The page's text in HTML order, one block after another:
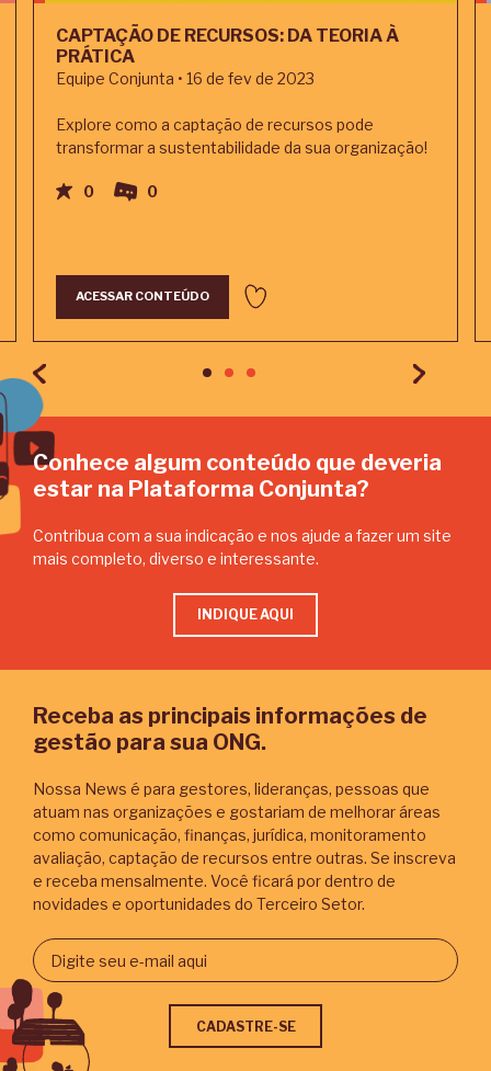
CAPTAÇÃO DE RECURSOS: DA TEORIA À
PRÁTICA
Equipe Conjunta • 16 de fev de 2023
Explore como a captação de recursos pode
transformar a sustentabilidade da sua organização!
0 0
ACESSAR CONTEÚDO
Conhece algum conteúdo que deveria
estar na Plataforma Conjunta?
Contribua com a sua indicação e nos ajude a fazer um site
mais completo, diverso e interessante.
INDIQUE AQUI
Receba as principais informações de
gestão para sua ONG.
Nossa News é para gestores, lideranças, pessoas que
atuam nas organizações e gostariam de melhorar áreas
como comunicação, finanças, jurídica, monitoramento
avaliação, captação de recursos entre outras. Se inscreva
e receba mensalmente. Você ficará por dentro de
novidades e oportunidades do Terceiro Setor.